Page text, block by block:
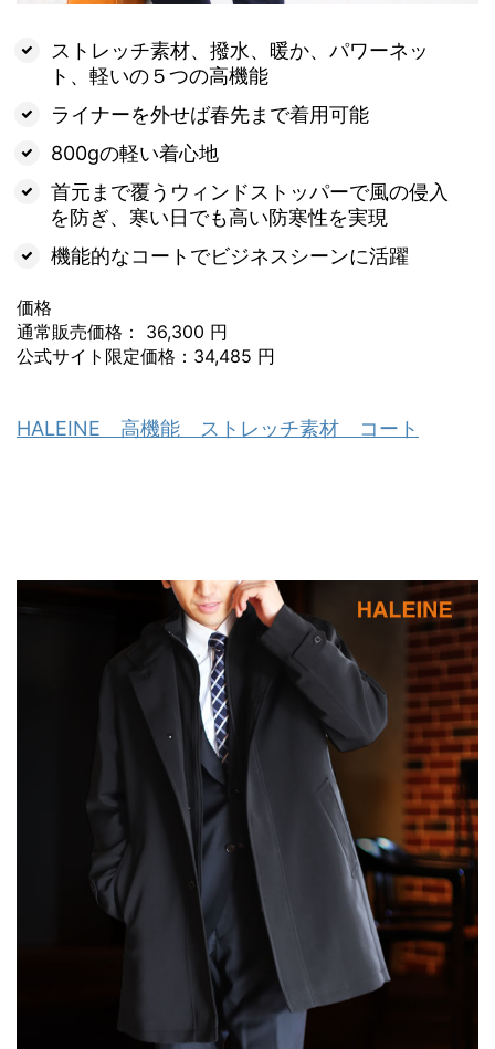
ストレッチ素材、撥水、暖か、パワーネッ
ト、軽いの５つの高機能
ライナーを外せば春先まで着用可能
800gの軽い着心地
首元まで覆うウィンドストッパーで風の侵入
を防ぎ、寒い日でも高い防寒性を実現
機能的なコートでビジネスシーンに活躍
価格
通常販売価格： 36,300 円
公式サイト限定価格：34,485 円
HALEINE 高機能 ストレッチ素材 コート